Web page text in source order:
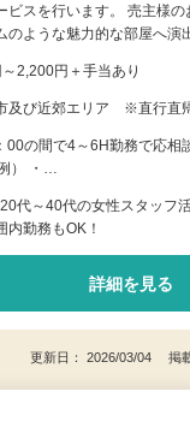
ビスを行います。 売主様の
のような魅力的な部屋へ
2,200円＋手当あり
及び近郊エリア ※直行直
00の間で4～6H勤務で応相
） ・…
代～40代の女性スタッフ
内勤務もOK！
詳細を見る
更新日： 2026/03/04 掲